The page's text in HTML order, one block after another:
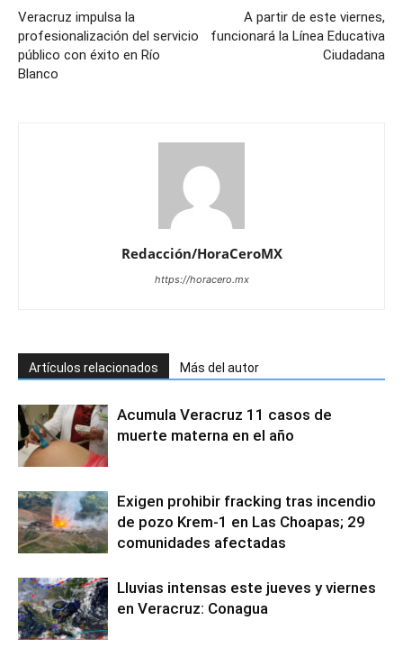
Veracruz impulsa la
profesionalización del servicio
público con éxito en Río
Blanco
A partir de este viernes,
funcionará la Línea Educativa
Ciudadana
Redacción/HoraCeroMX
https://horacero.mx
Artículos relacionados Más del autor
Acumula Veracruz 11 casos de
muerte materna en el año
Exigen prohibir fracking tras incendio
de pozo Krem-1 en Las Choapas; 29
comunidades afectadas
Lluvias intensas este jueves y viernes
en Veracruz: Conagua